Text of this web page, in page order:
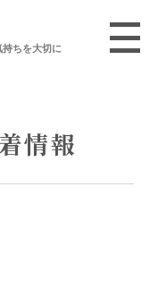
ちを大切に
情報